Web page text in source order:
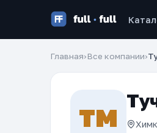
Главная›Все компании›
ТМ